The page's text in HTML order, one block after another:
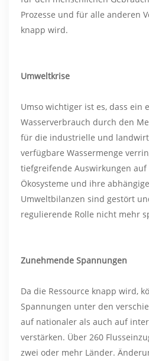
Prozesse und für alle anderen
knapp wird.
Umweltkrise
Umso wichtiger ist es, dass ein
Wasserverbrauch durch den
für die industrielle und
verfügbare Wassermenge
tiefgreifende Auswirkungen
Ökosysteme und ihre
Umweltbilanzen sind gestört
regulierende Rolle nicht mehr
Zunehmende Spannungen
Da die Ressource knapp wird,
Spannungen unter den
auf nationaler als auch auf
verstärken. Über 260
zwei oder mehr Länder.